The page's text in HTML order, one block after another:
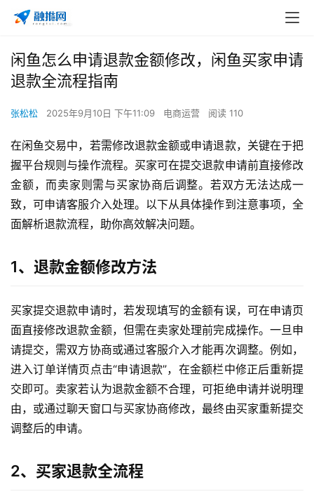
闲鱼怎么申请退款金额修改，闲鱼买家申请
退款全流程指南
张松松 2025年9月10日 下午11:09 电商运营 阅读 110
在闲鱼交易中，若需修改退款金额或申请退款，关键在于把
握平台规则与操作流程。买家可在提交退款申请前直接修改
金额，而卖家则需与买家协商后调整。若双方无法达成一
致，可申请客服介入处理。以下从具体操作到注意事项，全
面解析退款流程，助你高效解决问题。
1、退款金额修改方法
买家提交退款申请时，若发现填写的金额有误，可在申请页
面直接修改退款金额，但需在卖家处理前完成操作。一旦申
请提交，需双方协商或通过客服介入才能再次调整。例如，
进入订单详情页点击“申请退款”，在金额栏中修正后重新提
交即可。卖家若认为退款金额不合理，可拒绝申请并说明理
由，或通过聊天窗口与买家协商修改，最终由买家重新提交
调整后的申请。
2、买家退款全流程